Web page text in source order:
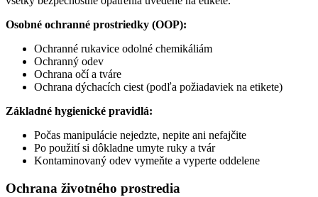
Osobné ochranné prostriedky (OOP):
Ochranné rukavice odolné chemikáliám
Ochranný odev
Ochrana očí a tváre
Ochrana dýchacích ciest (podľa požiadaviek na etikete)
Základné hygienické pravidlá:
Počas manipulácie nejedzte, nepite ani nefajčite
Po použití si dôkladne umyte ruky a tvár
Kontaminovaný odev vymeňte a vyperte oddelene
Ochrana životného prostredia